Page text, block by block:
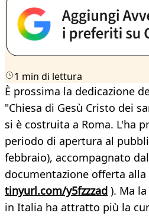
1 min di lettura
È prossima la dedicazione
"Chiesa di Gesù Cristo dei
si è costruita a Roma. L'ha
periodo di apertura al
febbraio), accompagnato
documentazione offerta alla
tinyurl.com/y5fzzzad ). Ma
in Italia ha attratto più la